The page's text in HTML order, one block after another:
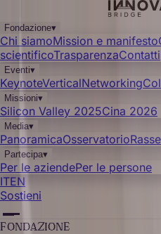
Fondazione▾
Chi siamoMission e manifesto
scientificoTrasparenzaContatti
Eventi▾
KeynoteVerticalNetworking
Missioni▾
Silicon Valley 2025Cina 2026
Media▾
PanoramicaOsservatorio
Partecipa▾
Per le aziendePer le persone
ITEN
Sostieni
FONDAZIONE